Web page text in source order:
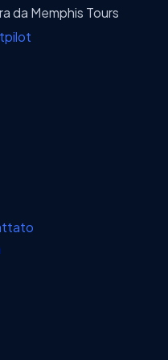
da Memphis Tours